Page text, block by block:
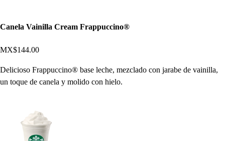
Canela Vainilla Cream Frappuccino®
MX$144.00
Delicioso Frappuccino® base leche, mezclado con jarabe de vainilla,
un toque de canela y molido con hielo.